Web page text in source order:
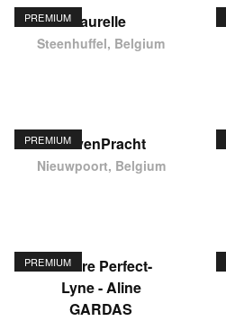
PREMIUM laurelle
Steenhuffel, Belgium
PREMIUMHavenPracht
Nieuwpoort, Belgium
PREMIUMCentre Perfect-
Lyne - Aline
GARDAS